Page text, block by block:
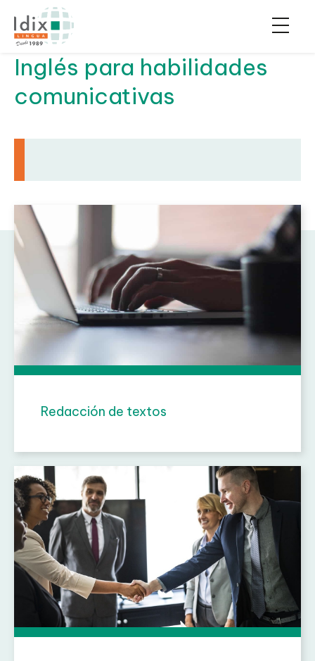
Inglés para habilidades
comunicativas
Redacción de textos